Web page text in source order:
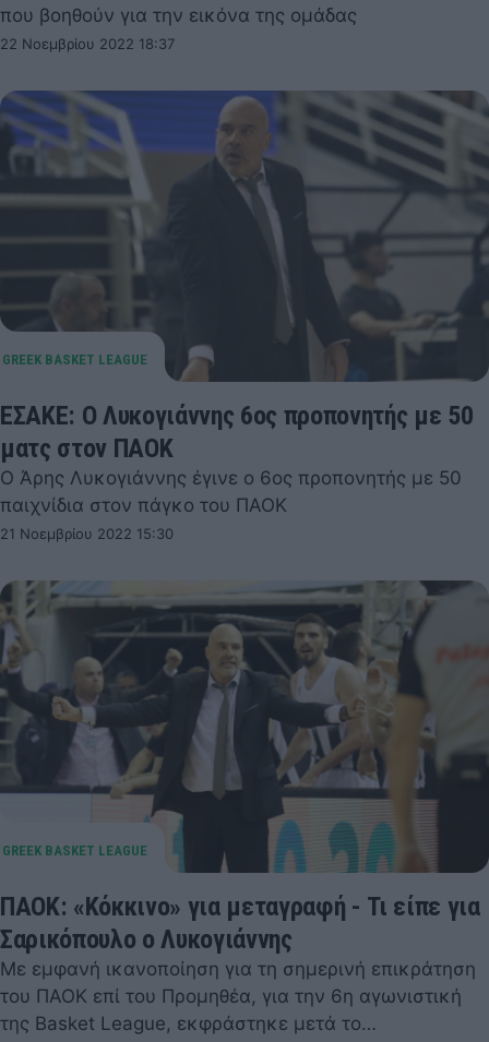
που βοηθούν για την εικόνα της ομάδας
22 Νοεμβρίου 2022 18:37
ΕΣΑΚΕ: Ο Λυκογιάννης 6ος προπονητής με 50
ματς στον ΠΑΟΚ
Ο Άρης Λυκογιάννης έγινε ο 6ος προπονητής με 50
παιχνίδια στον πάγκο του ΠΑΟΚ
21 Νοεμβρίου 2022 15:30
ΠΑΟΚ: «Κόκκινο» για μεταγραφή - Τι είπε για
Σαρικόπουλο ο Λυκογιάννης
Με εμφανή ικανοποίηση για τη σημερινή επικράτηση
του ΠΑΟΚ επί του Προμηθέα, για την 6η αγωνιστική
της Basket League, εκφράστηκε μετά το…